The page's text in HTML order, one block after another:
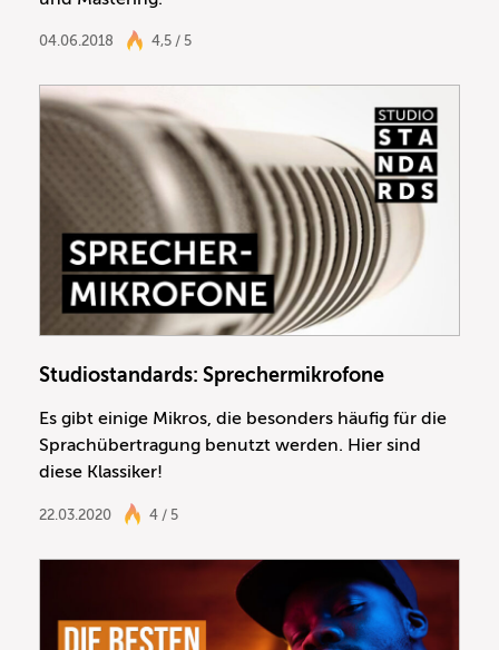
04.06.2018 4,5 / 5
Studiostandards: Sprechermikrofone
Es gibt einige Mikros, die besonders häufig für die
Sprachübertragung benutzt werden. Hier sind
diese Klassiker!
22.03.2020 4 / 5